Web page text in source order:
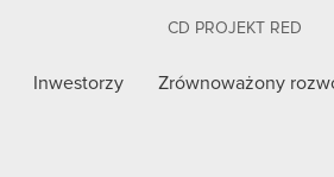
CD PROJEKT RED
Inwestorzy Zrównoważony